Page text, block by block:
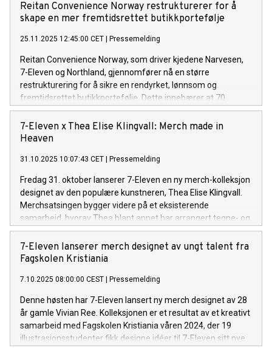
Reitan Convenience Norway restrukturerer for å
skape en mer fremtidsrettet butikkportefølje
25.11.2025 12:45:00 CET Pressemelding
Reitan Convenience Norway, som driver kjedene Narvesen,
7-Eleven og Northland, gjennomfører nå en større
restrukturering for å sikre en rendyrket, lønnsom og
fremtidsrettet butikkportefølje. Dette innebærer at 70
kiosker gradvis vil bli avviklet fra 2026. Bakgrunnen er en
vedvarende negativ utvikling i kundegrunnlag og lønnsomhet
i enkelte deler av virksomheten.
7-Eleven x Thea Elise Klingvall: Merch made in
Heaven
31.10.2025 10:07:43 CET Pressemelding
Fredag 31. oktober lanserer 7-Eleven en ny merch-kolleksjon
designet av den populære kunstneren, Thea Elise Klingvall.
Merchsatsingen bygger videre på et eksisterende
samarbeid, hvorav Thea blant annet har arrangert tegne- og
malekurs for barna på 7-Eleven sine sommer- og
høstcamper dette året. Nå ønsker de å tilgjengeliggjøre
kunst fra Theas personlige atelier, til butikkhyller og
7-Eleven lanserer merch designet av ungt talent fra
Fagskolen Kristiania
7.10.2025 08:00:00 CEST Pressemelding
Denne høsten har 7-Eleven lansert ny merch designet av 28
år gamle Vivian Ree. Kolleksjonen er et resultat av et kreativt
samarbeid med Fagskolen Kristiania våren 2024, der 19
illustrasjonsstudenter fikk designe idéer til 7-Eleven sitt nye